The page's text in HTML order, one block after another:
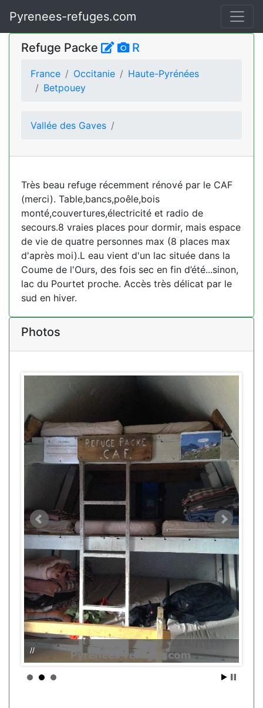
Pyrenees-refuges.com
Refuge Packe R
France Occitanie
Haute-Pyrénées
Betpouey
Vallée des Gaves
Très beau refuge récemment rénové par le CAF
(merci). Table,bancs,poêle,bois
monté,couvertures,électricité et radio de
secours.8 vraies places pour dormir, mais espace
de vie de quatre personnes max (8 places max
d'après moi).L eau vient d'un lac située dans la
Coume de l'Ours, des fois sec en fin d’été...sinon,
lac du Pourtet proche. Accès très délicat par le
sud en hiver.
Photos
//